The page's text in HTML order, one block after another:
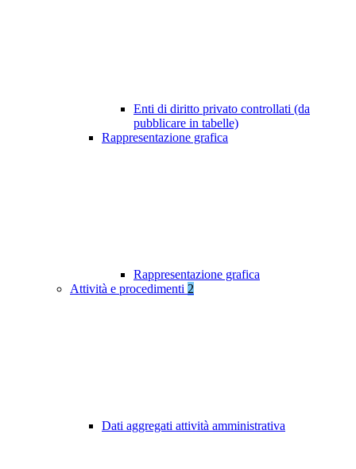
Enti di diritto privato controllati (da
pubblicare in tabelle)
Rappresentazione grafica
Rappresentazione grafica
Attività e procedimenti 2
Dati aggregati attività amministrativa